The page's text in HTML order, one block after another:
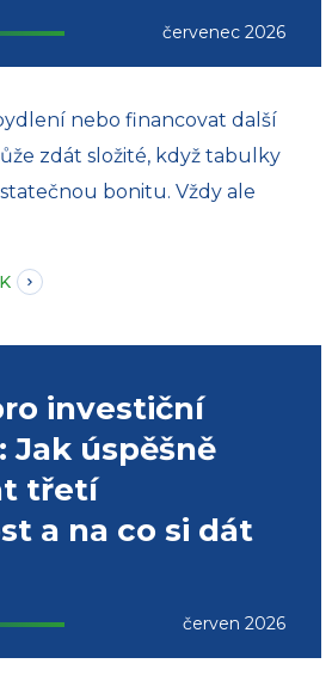
červenec 2026
nebo financovat další
zdát složité, když tabulky
bonitu. Vždy ale
investiční
Jak úspěšně
třetí
a na co si dát
červen 2026